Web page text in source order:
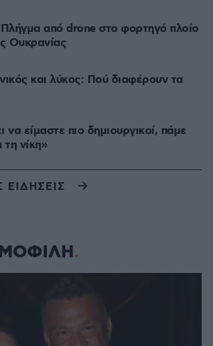
από drone στο φορτηγό πλοίο
Ουκρανίας
και λύκος: Πού διαφέρουν τα
να είμαστε πιο δημιουργικοί, πάμε
νίκη»
ΕΙΔΗΣΕΙΣ